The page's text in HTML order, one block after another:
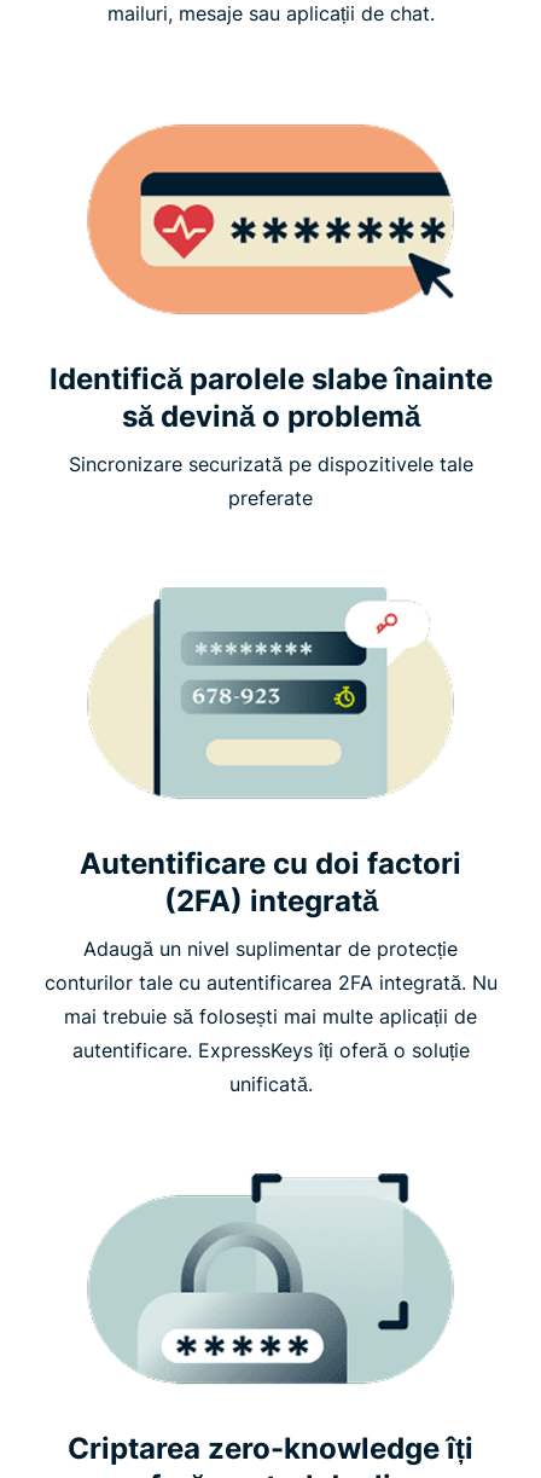
mailuri, mesaje sau aplicații de chat.
Identifică parolele slabe înainte
să devină o problemă
Sincronizare securizată pe dispozitivele tale
preferate
Autentificare cu doi factori
(2FA) integrată
Adaugă un nivel suplimentar de protecție
conturilor tale cu autentificarea 2FA integrată. Nu
mai trebuie să folosești mai multe aplicații de
autentificare. ExpressKeys îți oferă o soluție
unificată.
Criptarea zero-knowledge îți